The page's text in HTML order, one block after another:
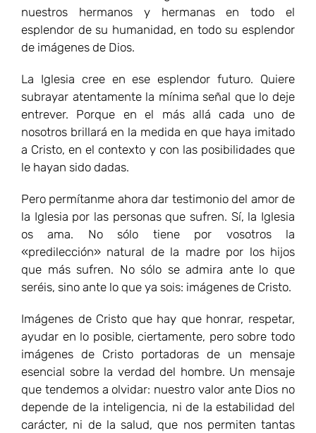
nuestros hermanos y hermanas en todo el
esplendor de su humanidad, en todo su esplendor
de imágenes de Dios.
La Iglesia cree en ese esplendor futuro. Quiere
subrayar atentamente la mínima señal que lo deje
entrever. Porque en el más allá cada uno de
nosotros brillará en la medida en que haya imitado
a Cristo, en el contexto y con las posibilidades que
le hayan sido dadas.
Pero permítanme ahora dar testimonio del amor de
la Iglesia por las personas que sufren. Sí, la Iglesia
os ama. No sólo tiene por vosotros la
«predilección» natural de la madre por los hijos
que más sufren. No sólo se admira ante lo que
seréis, sino ante lo que ya sois: imágenes de Cristo.
Imágenes de Cristo que hay que honrar, respetar,
ayudar en lo posible, ciertamente, pero sobre todo
imágenes de Cristo portadoras de un mensaje
esencial sobre la verdad del hombre. Un mensaje
que tendemos a olvidar: nuestro valor ante Dios no
depende de la inteligencia, ni de la estabilidad del
carácter, ni de la salud, que nos permiten tantas